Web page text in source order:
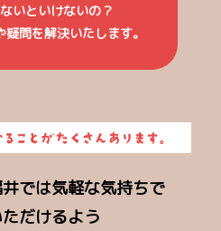
いといけないの？
問を解決いたします。
では気軽な気持ちで
だけるよう